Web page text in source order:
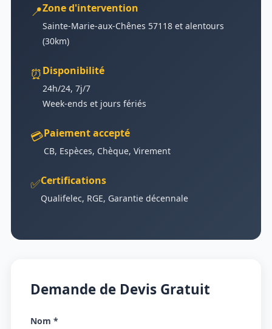
📍Zone d'intervention
Sainte-Marie-aux-Chênes 57118 et alentours
(30km)
⏰Disponibilité
24h/24, 7j/7
Week-ends et jours fériés
💳Paiement accepté
CB, Espèces, Chèque, Virement
✅Certifications
Qualifelec, RGE, Garantie décennale
Demande de Devis Gratuit
Nom *